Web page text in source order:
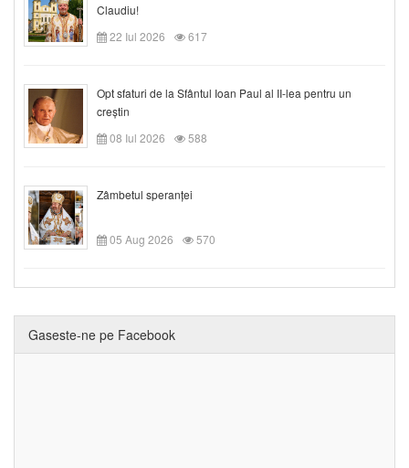
Claudiu!
22 Iul 2026
617
Opt sfaturi de la Sfântul Ioan Paul al II-lea pentru un
creștin
08 Iul 2026
588
Zâmbetul speranței
05 Aug 2026 570
Gaseste-ne pe Facebook